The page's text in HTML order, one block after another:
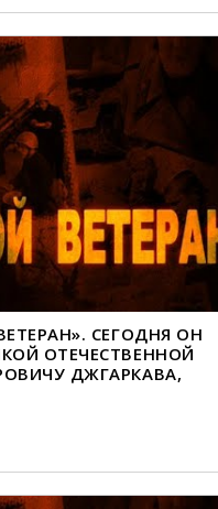
СЕГОДНЯ ОН
ОТЕЧЕСТВЕННОЙ
ДЖГАРКАВА,